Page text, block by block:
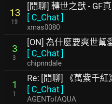
13
19
[閒聊] 轉世之獸 - GF
[ C_Chat]
xmas0080
3
3
[ON] 為什麼要爽世幫
[ C_Chat]
chipnndale
1
1
Re: [閒聊] 《萬紫千
[ C_Chat]
AGENTofAQUA